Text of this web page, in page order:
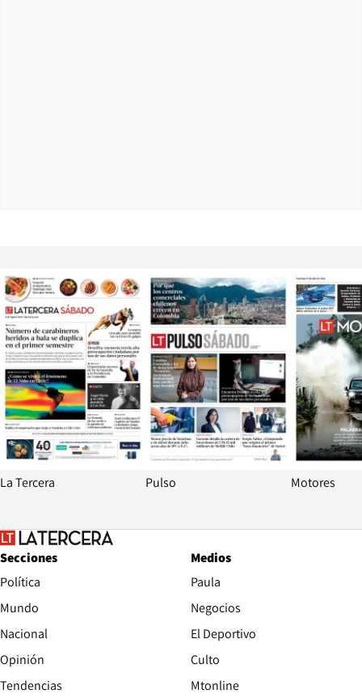
Opens in new window
La Tercera
Opens in
Pulso Motores
Secciones
Política
Mundo
Nacional
Opinión
Tendencias
Medios
Paula
Negocios
El Deportivo
Culto
Mtonline